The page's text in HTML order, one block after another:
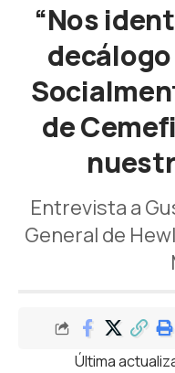
“Nos
decálogo
de
Entrevista a
General de
Última